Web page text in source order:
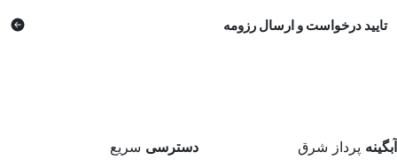
تایید درخواست و ارسال رزومه
آبگینه پرداز شرق
دسترسی سریع